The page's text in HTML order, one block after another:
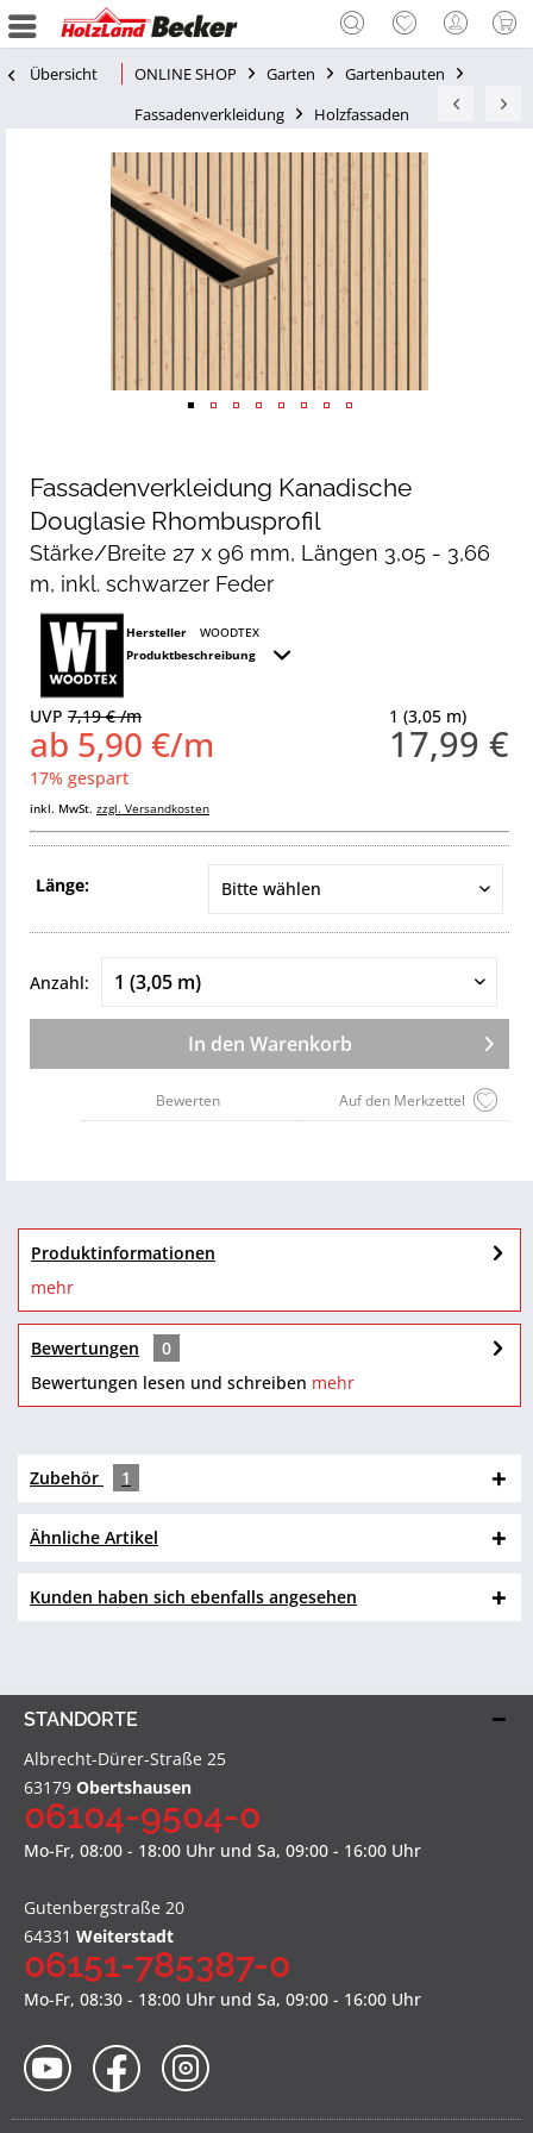
Übersicht ONLINE SHOP Garten
Gartenbauten
Fassadenverkleidung
Holzfassaden
Fassadenverkleidung Kanadische
Douglasie Rhombusprofil
Stärke/Breite 27 x 96 mm, Längen 3,05 - 3,66
m, inkl. schwarzer Feder
Hersteller
WOODTEX
Produktbeschreibung
1 (3,05 m)
17,99 €
UVP 7,19 € /m
ab 5,90 €/m
17% gespart
inkl. MwSt. zzgl. Versandkosten
Länge:
Anzahl:
In den Warenkorb
Auf den Merkzettel
Bewerten
Produktinformationen
mehr
Bewertungen
0
Bewertungen lesen und schreiben mehr
Zubehör 1
Ähnliche Artikel
Kunden haben sich ebenfalls angesehen
STANDORTE
Albrecht-Dürer-Straße 25
63179 Obertshausen
06104-9504-0
Mo-Fr, 08:00 - 18:00 Uhr und Sa, 09:00 - 16:00 Uhr
Gutenbergstraße 20
64331 Weiterstadt
06151-785387-0
Mo-Fr, 08:30 - 18:00 Uhr und Sa, 09:00 - 16:00 Uhr